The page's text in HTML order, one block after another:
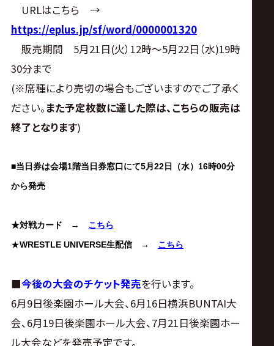
URLはこちら →
https://eplus.jp/sf/word/0000001320
販売期間 5月21日(火）12時～5月22日（水)19時
30分まで
(※席種により売切の場合もございますのでご了承く
ださい。 また予定枚数に達した際は、こちらの販売は
終了となります)
■当日券は会場1階当日券窓口にて5月22日（水）16時00分
から発売
★対戦カード → こちら
★WRESTLE UNIVERSE生配信→ こちら
■今後の大会のチケット発売を行います。
6月9日後楽園ホール大会、6月16日横浜BUNTAI大
会、6月19日後楽園ホール大会、7月21日後楽園ホー
ル大会などを発売予定です。